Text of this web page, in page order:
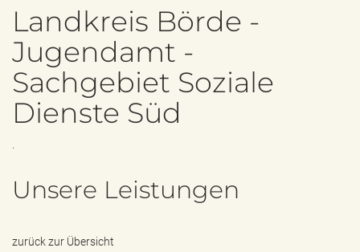
Landkreis Börde -
Jugendamt -
Sachgebiet Soziale
Dienste Süd
Unsere Leistungen
zurück zur Übersicht